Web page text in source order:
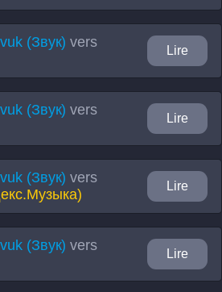
(Звук) vers
Lire
(Звук) vers
Lire
(Звук) vers
Lire
(Звук) vers
Lire